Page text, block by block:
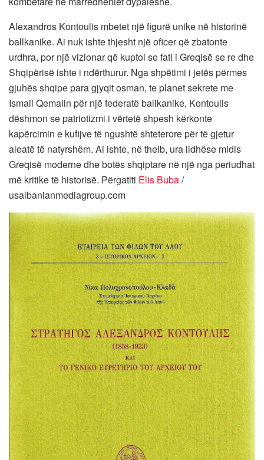
Alexandros Kontoulis mbetet një figurë unike në historinë
ballkanike. Ai nuk ishte thjesht një oficer që zbatonte
urdhra, por një vizionar që kuptoi se fati i Greqisë se re dhe
Shqipërisë ishte i ndërthurur. Nga shpëtimi i jetës përmes
gjuhës shqipe para gjyqit osman, te planet sekrete me
Ismail Qemalin për një federatë ballkanike, Kontoulis
dëshmon se patriotizmi i vërtetë shpesh kërkonte
kapërcimin e kufijve të ngushtë shteterore për të gjetur
aleatë të natyrshëm. Ai ishte, në thelb, ura lidhëse midis
Greqisë moderne dhe botës shqiptare në një nga periudhat
më kritike të historisë. Përgatiti Elis Buba/
usalbanianmediagroup.com